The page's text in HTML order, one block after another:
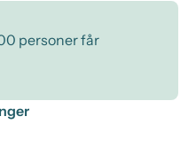
personer får